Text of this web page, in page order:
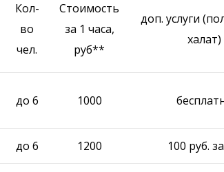
Кол-
во
чел.
Стоимость
за 1 часа,
руб**
доп. услуги
халат)
до 6 1000
до 6 1200 100 руб.